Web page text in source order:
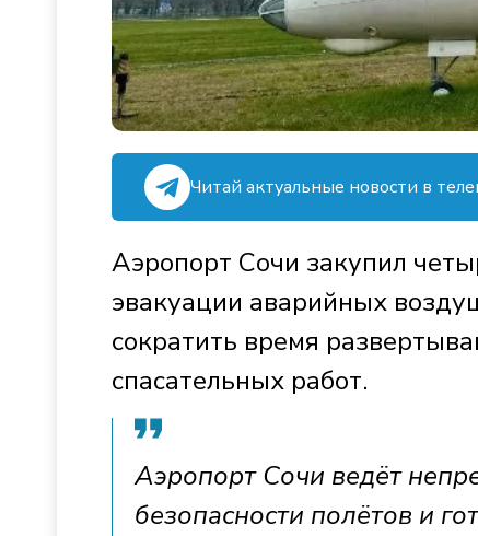
Читай актуальные новости в
Аэропорт Сочи закупил
эвакуации аварийных
сократить время
спасательных работ.
Аэропорт Сочи ведёт
безопасности полётов и